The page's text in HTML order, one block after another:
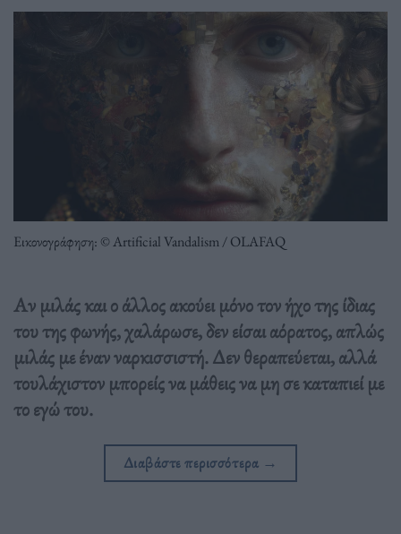
Εικονογράφηση: © Artificial Vandalism / OLAFAQ
Αν μιλάς και ο άλλος ακούει μόνο τον ήχο της ίδιας
του της φωνής, χαλάρωσε, δεν είσαι αόρατος, απλώς
μιλάς με έναν ναρκισσιστή. Δεν θεραπεύεται, αλλά
τουλάχιστον μπορείς να μάθεις να μη σε καταπιεί με
το εγώ του.
Διαβάστε περισσότερα →